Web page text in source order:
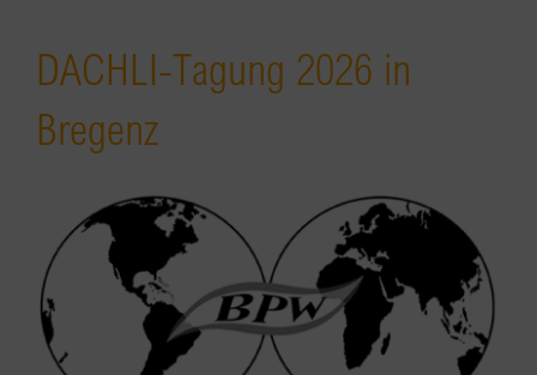
DACHLI-Tagung 2026 in
Bregenz